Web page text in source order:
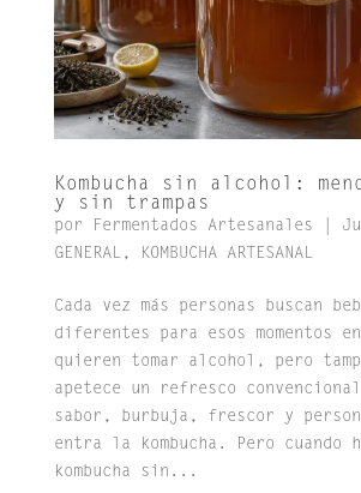
Kombucha sin alcohol:
y sin trampas
por Fermentados Artesanales
GENERAL, KOMBUCHA ARTESANAL
Cada vez más personas buscan
diferentes para esos momentos
quieren tomar alcohol, pero
apetece un refresco
sabor, burbuja, frescor y
entra la kombucha. Pero cuando
kombucha sin...